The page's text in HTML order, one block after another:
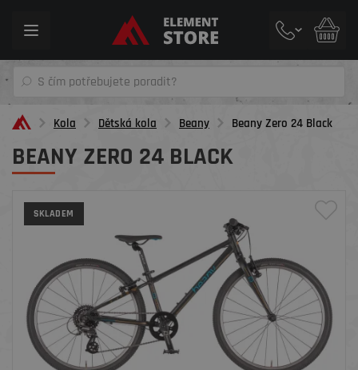
Toggle
Kola Dětská kola Beany Beany Zero 24 Black
BEANY ZERO 24 BLACK
SKLADEM